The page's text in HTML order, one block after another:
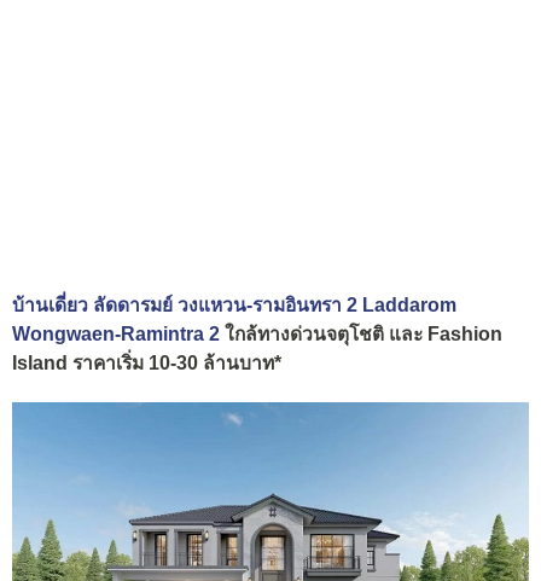
บ้านเดี่ยว ลัดดารมย์ วงแหวน-รามอินทรา 2 Laddarom
Wongwaen-Ramintra 2 ใกล้ทางด่วนจตุโชติ และ Fashion
Island ราคาเริ่ม 10-30 ล้านบาท*